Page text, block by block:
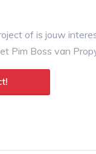
of is jouw
Pim Boss van